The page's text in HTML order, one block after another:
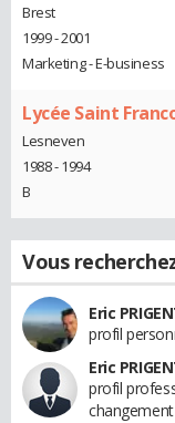
Brest
1999 - 2001
Marketing - E-business
Lycée Saint
Lesneven
1988 - 1994
B
Vous
Eric
profil
Eric
profil
changement